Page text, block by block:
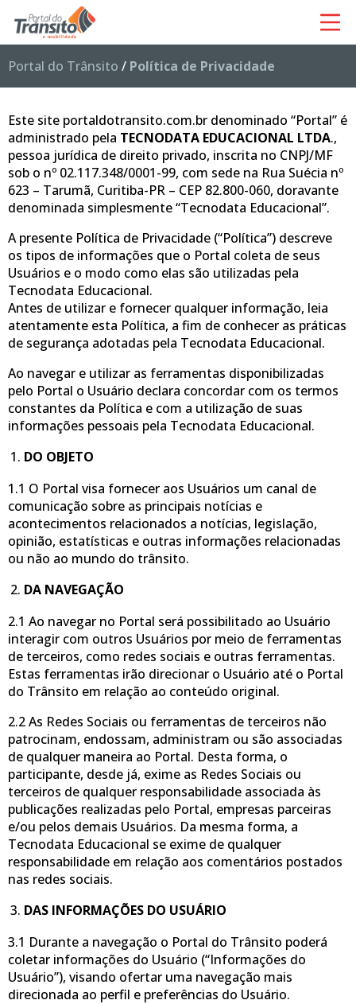
Portal do Trânsito / Política de Privacidade
Este site portaldotransito.com.br denominado “Portal” é
administrado pela TECNODATA EDUCACIONAL LTDA.,
pessoa jurídica de direito privado, inscrita no CNPJ/MF
sob o nº 02.117.348/0001-99, com sede na Rua Suécia nº
623 – Tarumã, Curitiba-PR – CEP 82.800-060, doravante
denominada simplesmente “Tecnodata Educacional”.
A presente Política de Privacidade (“Política”) descreve
os tipos de informações que o Portal coleta de seus
Usuários e o modo como elas são utilizadas pela
Tecnodata Educacional.
Antes de utilizar e fornecer qualquer informação, leia
atentamente esta Política, a fim de conhecer as práticas
de segurança adotadas pela Tecnodata Educacional.
Ao navegar e utilizar as ferramentas disponibilizadas
pelo Portal o Usuário declara concordar com os termos
constantes da Política e com a utilização de suas
informações pessoais pela Tecnodata Educacional.
DO OBJETO
1.1 O Portal visa fornecer aos Usuários um canal de
comunicação sobre as principais notícias e
acontecimentos relacionados a notícias, legislação,
opinião, estatísticas e outras informações relacionadas
ou não ao mundo do trânsito.
DA NAVEGAÇÃO
2.1 Ao navegar no Portal será possibilitado ao Usuário
interagir com outros Usuários por meio de ferramentas
de terceiros, como redes sociais e outras ferramentas.
Estas ferramentas irão direcionar o Usuário até o Portal
do Trânsito em relação ao conteúdo original.
2.2 As Redes Sociais ou ferramentas de terceiros não
patrocinam, endossam, administram ou são associadas
de qualquer maneira ao Portal. Desta forma, o
participante, desde já, exime as Redes Sociais ou
terceiros de qualquer responsabilidade associada às
publicações realizadas pelo Portal, empresas parceiras
e/ou pelos demais Usuários. Da mesma forma, a
Tecnodata Educacional se exime de qualquer
responsabilidade em relação aos comentários postados
nas redes sociais.
DAS INFORMAÇÕES DO USUÁRIO
3.1 Durante a navegação o Portal do Trânsito poderá
coletar informações do Usuário (“Informações do
Usuário”), visando ofertar uma navegação mais
direcionada ao perfil e preferências do Usuário.